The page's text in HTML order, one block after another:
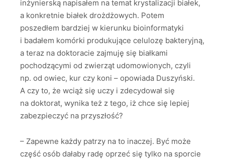
inżynierską napisałem na temat krystalizacji białek,
a konkretnie białek drożdżowych. Potem
poszedłem bardziej w kierunku bioinformatyki
i badałem komórki produkujące celulozę bakteryjną,
a teraz na doktoracie zajmuję się białkami
pochodzącymi od zwierząt udomowionych, czyli
np. od owiec, kur czy koni – opowiada Duszyński.
A czy to, że wciąż się uczy i zdecydował się
na doktorat, wynika też z tego, iż chce się lepiej
zabezpieczyć na przyszłość?
– Zapewne każdy patrzy na to inaczej. Być może
część osób dałaby radę oprzeć się tylko na sporcie